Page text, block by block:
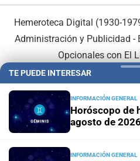
Hemeroteca Digital (1930-
Administración y Publicidad -
Opcionales con El
TE PUEDE INTERESAR
INFORMACIÓN GENERAL
Horóscopo de
agosto de
INFORMACIÓN GENERAL